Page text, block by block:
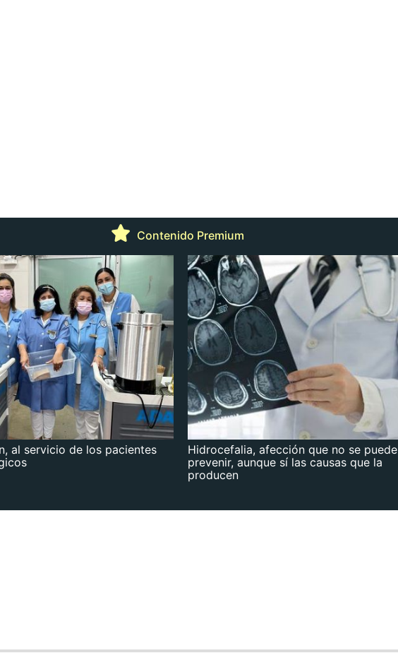
Contenido Premium
al servicio de los pacientes
Hidrocefalia, afección que no se puede
prevenir, aunque sí las causas que la
producen